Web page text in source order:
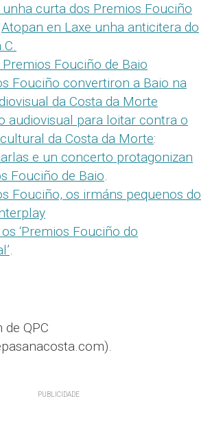
unha curta dos Premios Fouciño
Atopan en Laxe unha anticitera do
Fouciño de Baio
Fouciño convertiron a Baio na
da Costa da Morte
audiovisual para loitar contra o
da Costa da Morte:
e un concerto protagonizan
Fouciño de Baio.
Fouciño, os irmáns pequenos do
‘Premios Fouciño do
.
de QPC